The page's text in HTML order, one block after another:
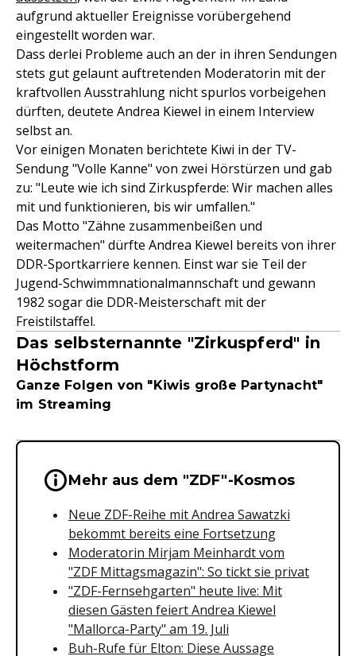
aufgrund aktueller Ereignisse vorübergehend
eingestellt worden war.
Dass derlei Probleme auch an der in ihren Sendungen
stets gut gelaunt auftretenden Moderatorin mit der
kraftvollen Ausstrahlung nicht spurlos vorbeigehen
dürften, deutete Andrea Kiewel in einem Interview
selbst an.
Vor einigen Monaten berichtete Kiwi in der TV-
Sendung "Volle Kanne" von zwei Hörstürzen und gab
zu: "Leute wie ich sind Zirkuspferde: Wir machen alles
mit und funktionieren, bis wir umfallen."
Das Motto "Zähne zusammenbeißen und
weitermachen" dürfte Andrea Kiewel bereits von ihrer
DDR-Sportkarriere kennen. Einst war sie Teil der
Jugend-Schwimmnationalmannschaft und gewann
1982 sogar die DDR-Meisterschaft mit der
Freistilstaffel.
Das selbsternannte "Zirkuspferd" in
Höchstform
Ganze Folgen von "Kiwis große Partynacht"
im Streaming
Wichtige Hinweise &
Mehr aus dem "ZDF"-Kosmos
Neue ZDF-Reihe mit Andrea Sawatzki
bekommt bereits eine Fortsetzung
Moderatorin Mirjam Meinhardt vom
"ZDF Mittagsmagazin": So tickt sie privat
"ZDF-Fernsehgarten" heute live: Mit
diesen Gästen feiert Andrea Kiewel
"Mallorca-Party" am 19. Juli
Buh-Rufe für Elton: Diese Aussage